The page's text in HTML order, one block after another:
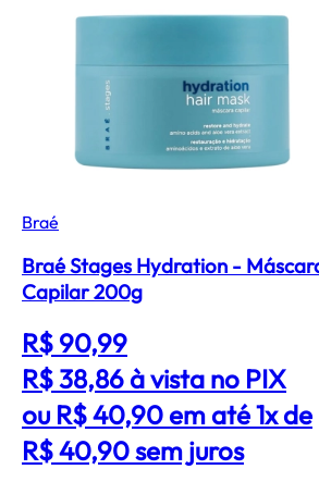
Braé
Braé Stages Hydration -
Capilar 200g
R$ 90,99
R$ 38,86à vista no PIX
ou R$ 40,90 em até 1x de
R$ 40,90 sem juros